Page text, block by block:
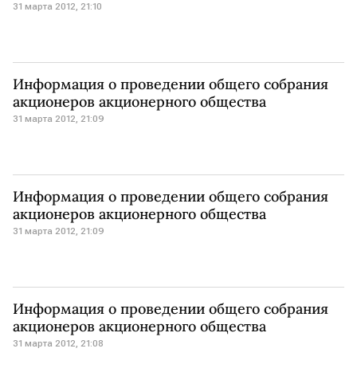
31 марта 2012, 21:10
Информация о проведении общего собрания
акционеров акционерного общества
31 марта 2012, 21:09
Информация о проведении общего собрания
акционеров акционерного общества
31 марта 2012, 21:09
Информация о проведении общего собрания
акционеров акционерного общества
31 марта 2012, 21:08